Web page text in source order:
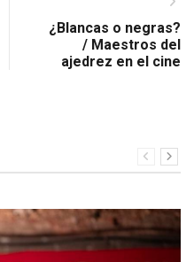
¿Blancas o negras?
/ Maestros del
ajedrez en el cine